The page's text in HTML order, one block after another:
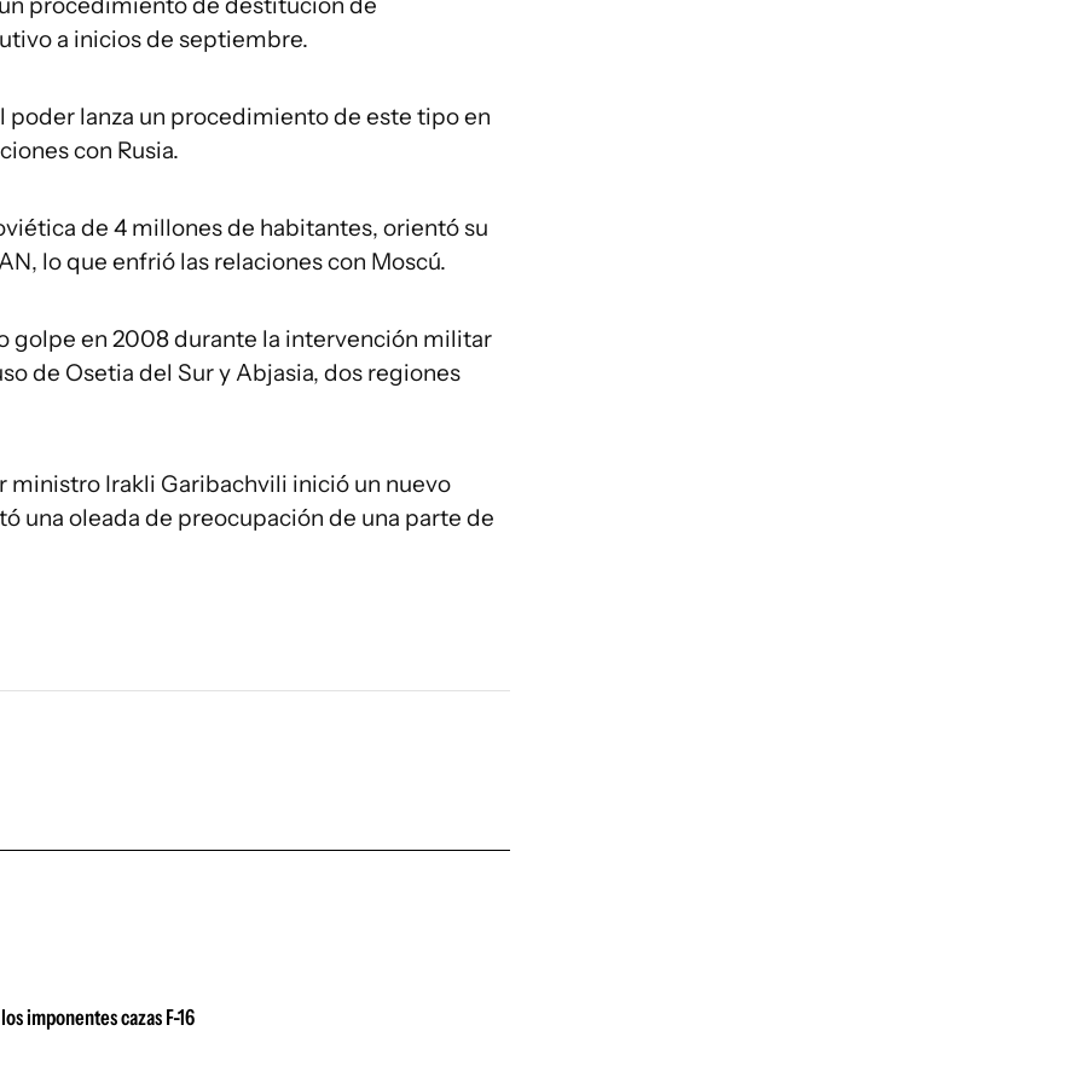
a inicios de septiembre.
poder lanza un procedimiento de este tipo en
con Rusia.
de 4 millones de habitantes, orientó su
lo que enfrió las relaciones con Moscú.
golpe en 2008 durante la intervención militar
de Osetia del Sur y Abjasia, dos regiones
ministro Irakli Garibachvili inició un nuevo
una oleada de preocupación de una parte de
imponentes cazas F-16